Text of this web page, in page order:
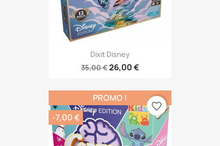
Dixit Disney
35,00 €26,00 €
PROMO !
-7,00 €
favorite_border